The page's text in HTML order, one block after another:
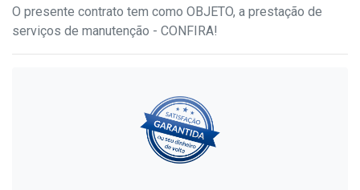
O presente contrato tem como OBJETO, a prestação de
serviços de manutenção - CONFIRA!